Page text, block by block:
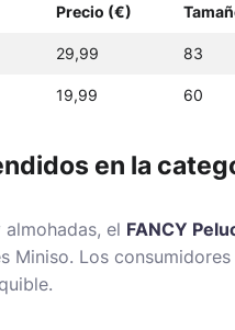
Precio (€)
29,99 83
19,99 60
en la
el FANCY
Miniso. Los